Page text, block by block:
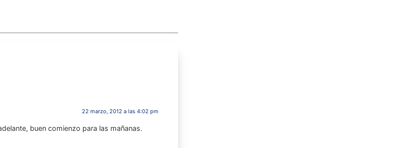
22 marzo, 2012 a las 4:02 pm
buen comienzo para las mañanas.